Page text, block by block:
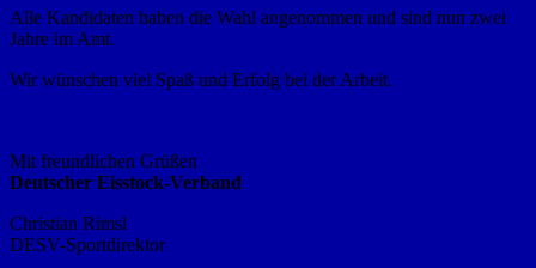
Alle Kandidaten haben die Wahl angenommen und sind nun zwei
Jahre im Amt.
Wir wünschen viel Spaß und Erfolg bei der Arbeit.
Mit freundlichen Grüßen
Deutscher Eisstock-Verband
Christian Rimsl
DESV-Sportdirektor